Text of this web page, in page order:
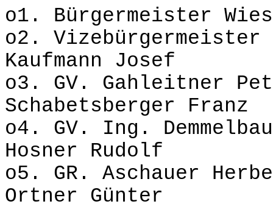
o1. Bürgermeister
o2.
Kaufmann Josef
o3. GV.
Schabetsberger Franz
o4. GV. Ing.
Hosner Rudolf
o5. GR.
Ortner Günter